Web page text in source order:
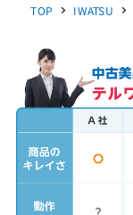
TOP IWATSU